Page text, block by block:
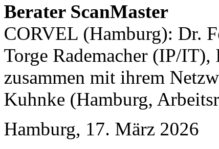
Berater ScanMaster
CORVEL (Hamburg): Dr.
Torge Rademacher (IP/
zusammen mit ihrem
Kuhnke (Hamburg,
Hamburg, 17. März 2026